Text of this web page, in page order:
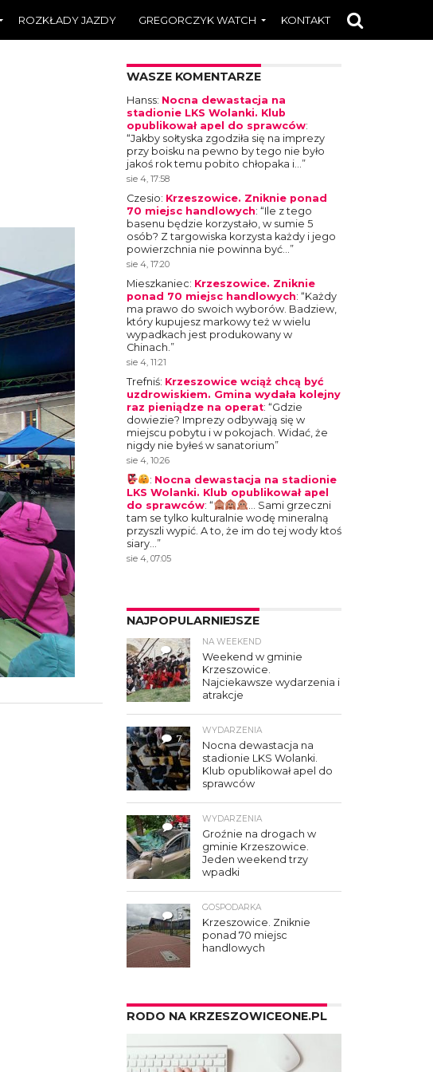
ROZKŁADY JAZDY GREGORCZYK WATCH KONTAKT
WASZE KOMENTARZE
Hanss: Nocna dewastacja na
stadionie LKS Wolanki. Klub
opublikował apel do sprawców:
“Jakby sołtyska zgodziła się na imprezy
przy boisku na pewno by tego nie było
jakoś rok temu pobito chłopaka i…”
sie 4, 17:58
Czesio: Krzeszowice. Zniknie ponad
70 miejsc handlowych: “Ile z tego
basenu będzie korzystało, w sumie 5
osób? Z targowiska korzysta każdy i jego
powierzchnia nie powinna być…”
sie 4, 17:20
Mieszkaniec: Krzeszowice. Zniknie
ponad 70 miejsc handlowych: “Każdy
ma prawo do swoich wyborów. Badziew,
który kupujesz markowy też w wielu
wypadkach jest produkowany w
Chinach.”
sie 4, 11:21
Trefniś: Krzeszowice wciąż chcą być
uzdrowiskiem. Gmina wydała kolejny
raz pieniądze na operat: “Gdzie
dowiezie? Imprezy odbywają się w
miejscu pobytu i w pokojach. Widać, że
nigdy nie byłeś w sanatorium”
sie 4, 10:26
: Nocna dewastacja na stadionie
LKS Wolanki. Klub opublikował apel
do sprawców: “
… Sami grzeczni
tam se tylko kulturalnie wodę mineralną
przyszli wypić. A to, że im do tej wody ktoś
siary…”
sie 4, 07:05
NAJPOPULARNIEJSZE
4
NA WEEKEND
Weekend w gminie
Krzeszowice.
Najciekawsze wydarzenia i
atrakcje
7
WYDARZENIA
Nocna dewastacja na
stadionie LKS Wolanki.
Klub opublikował apel do
sprawców
3
WYDARZENIA
Groźnie na drogach w
gminie Krzeszowice.
Jeden weekend trzy
wpadki
3
GOSPODARKA
Krzeszowice. Zniknie
ponad 70 miejsc
handlowych
RODO NA KRZESZOWICEONE.PL